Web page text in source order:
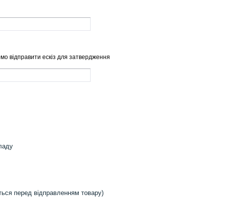
відправити ескіз для затвердження
перед відправленням товару)